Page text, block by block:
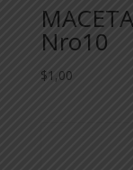
Nro10
$1,00